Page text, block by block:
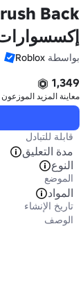
Back
بواسطة Roblox
1,349
معاينة المزيد الموزعون
قابلة للتبادل
مدة التعليق
النوع
الموضع
المواد
تاريخ الإنشاء
الوصف